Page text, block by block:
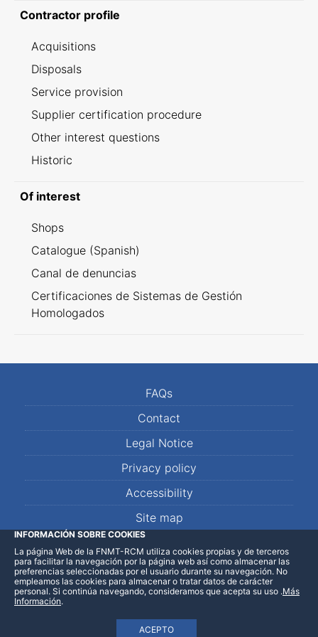
Contractor profile
Acquisitions
Disposals
Service provision
Supplier certification procedure
Other interest questions
Historic
Of interest
Shops
Catalogue (Spanish)
Canal de denuncias
Certificaciones de Sistemas de Gestión
Homologados
FAQs
Contact
Legal Notice
Privacy policy
Accessibility
Site map
LinkedInFacebookWhatsApp
INFORMACIÓN SOBRE COOKIES
La página Web de la FNMT-RCM utiliza cookies propias y de terceros
para facilitar la navegación por la página web así como almacenar las
preferencias seleccionadas por el usuario durante su navegación. No
empleamos las cookies para almacenar o tratar datos de carácter
personal. Si continúa navegando, consideramos que acepta su uso
ACEPTO
.Más
Información.